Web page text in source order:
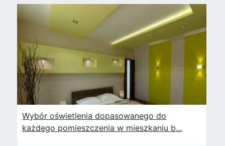
Wybór oświetlenia dopasowanego do
każdego pomieszczenia w mieszkaniu b...